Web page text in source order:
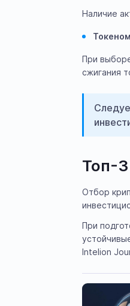
Наличие
При
сжигания
Топ-
Отбор
При
Intelion